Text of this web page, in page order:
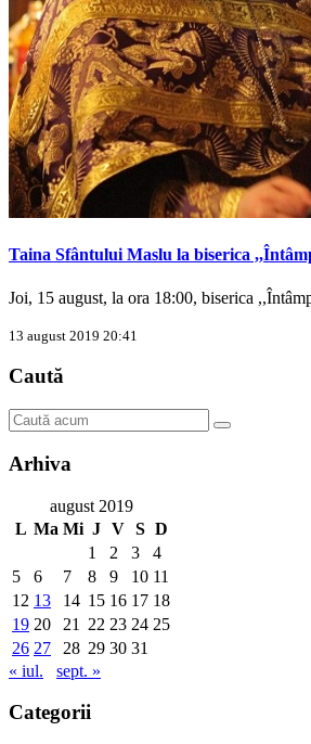
Taina Sfântului Maslu la biserica
Joi, 15 august, la ora 18:00, biserica
13 august 2019 20:41
Caută
Arhiva
august 2019
L Ma Mi J V S D
1
2 3
4
5
6 7 8 9 10 11
12 13 14 15 16 17 18
19 20 21 22 23 24 25
26 27 28 29 30 31
« iul.
sept. »
Categorii